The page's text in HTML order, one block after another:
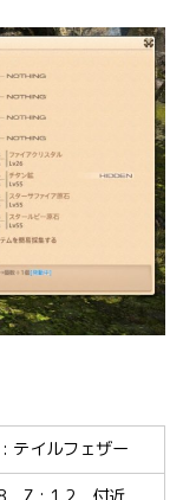
テイルフェザー